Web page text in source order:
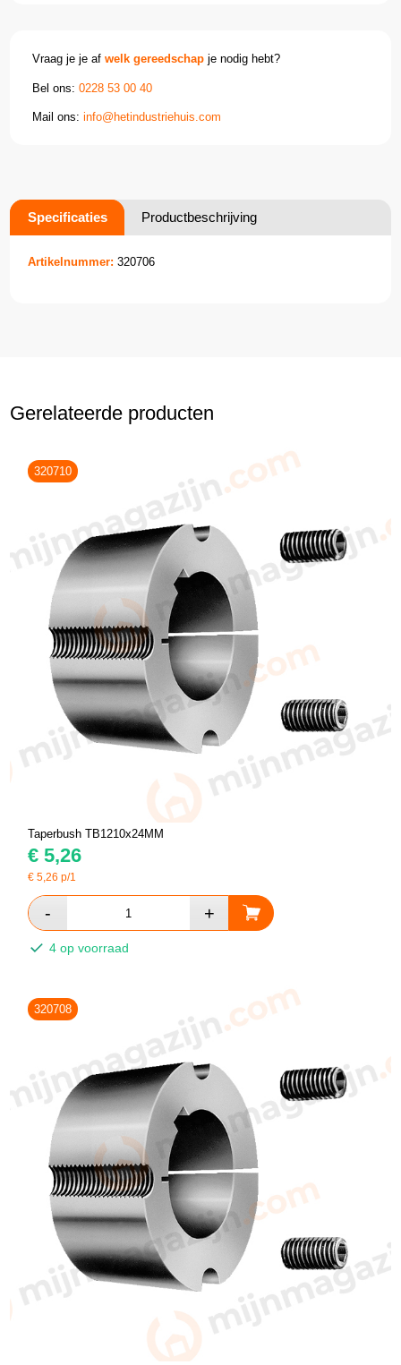
Vraag je je afwelk gereedschap je nodig hebt?
Bel ons:0228 53 00 40
Mail ons:info@hetindustriehuis.com
Specificaties Productbeschrijving
Artikelnummer: 320706
Gerelateerde producten
320710
Taperbush TB1210x24MM
€ 5,26
€5,26 p/1
4 op voorraad
320708